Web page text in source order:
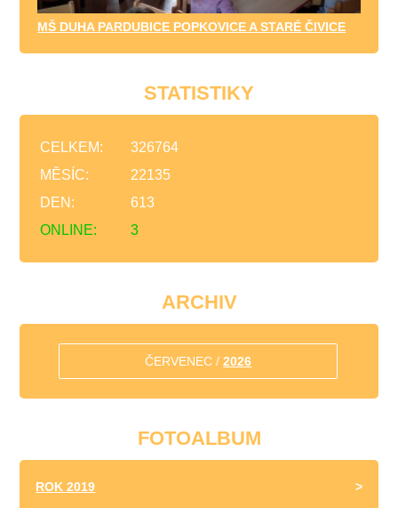
MŠ DUHA PARDUBICE POPKOVICE A STARÉ ČIVICE
STATISTIKY
ONLINE: 3
CELKEM:
326764
MĚSÍC:
22135
DEN:
613
ARCHIV
ČERVENEC /2026
FOTOALBUM
ROK 2019